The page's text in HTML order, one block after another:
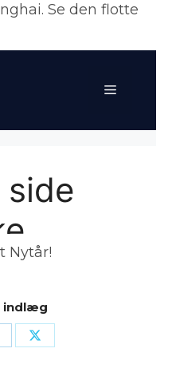
Se den flotte
Nytår!
indlæg